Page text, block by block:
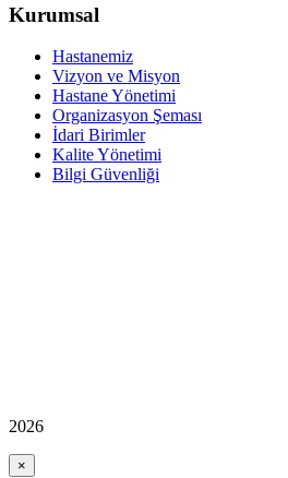
Kurumsal
Hastanemiz
Vizyon ve Misyon
Hastane Yönetimi
Organizasyon Şeması
İdari Birimler
Kalite Yönetimi
Bilgi Güvenliği
2026
×